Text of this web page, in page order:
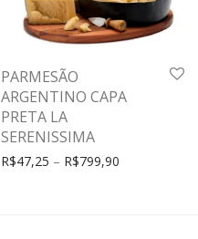
PARMESÃO
ARGENTINO CAPA
PRETA LA
SERENISSIMA
R$47,25 – R$799,90